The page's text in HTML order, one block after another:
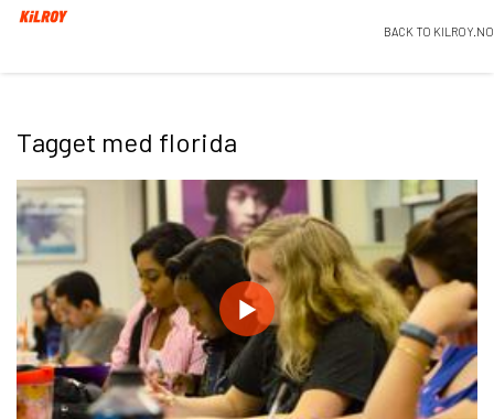
BACK TO KILROY.NO
Tagget med florida